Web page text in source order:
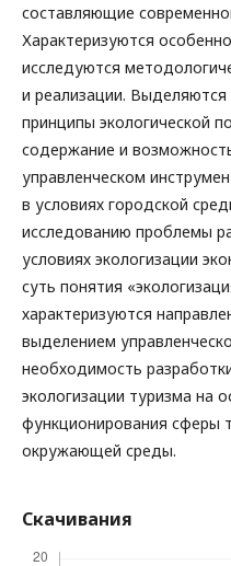
составляющие
Характеризуются
исследуются
и реализации.
принципы экологической
содержание и
управленческом
в условиях городской
исследованию проблемы
условиях экологизации
суть понятия
характеризуются
выделением
необходимость
экологизации туризма на
функционирования сферы
окружающей среды.
Скачивания